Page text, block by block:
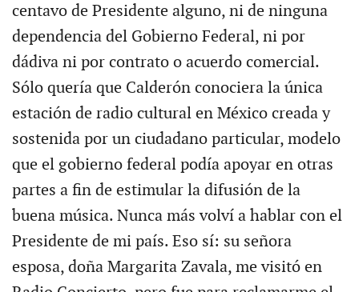
centavo de Presidente alguno, ni de ninguna
dependencia del Gobierno Federal, ni por
dádiva ni por contrato o acuerdo comercial.
Sólo quería que Calderón conociera la única
estación de radio cultural en México creada y
sostenida por un ciudadano particular, modelo
que el gobierno federal podía apoyar en otras
partes a fin de estimular la difusión de la
buena música. Nunca más volví a hablar con el
Presidente de mi país. Eso sí: su señora
esposa, doña Margarita Zavala, me visitó en